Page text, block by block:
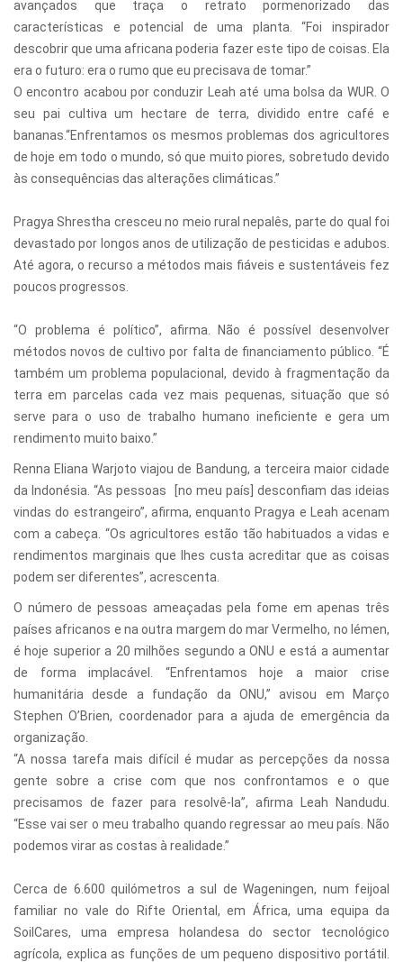
avançados que traça o retrato pormenorizado das
características e potencial de uma planta. “Foi inspirador
descobrir que uma africana poderia fazer este tipo de coisas. Ela
era o futuro: era o rumo que eu precisava de tomar.”
O encontro acabou por conduzir Leah até uma bolsa da WUR. O
seu pai cultiva um hectare de terra, dividido entre café e
bananas.“Enfrentamos os mesmos problemas dos agricultores
de hoje em todo o mundo, só que muito piores, sobretudo devido
às consequências das alterações climáticas.”
Pragya Shrestha cresceu no meio rural nepalês, parte do qual foi
devastado por longos anos de utilização de pesticidas e adubos.
Até agora, o recurso a métodos mais fiáveis e sustentáveis fez
poucos progressos.
“O problema é político”, afirma. Não é possível desenvolver
métodos novos de cultivo por falta de financiamento público. “É
também um problema populacional, devido à fragmentação da
terra em parcelas cada vez mais pequenas, situação que só
serve para o uso de trabalho humano ineficiente e gera um
rendimento muito baixo.”
Renna Eliana Warjoto viajou de Bandung, a terceira maior cidade
da Indonésia. “As pessoas [no meu país] desconfiam das ideias
vindas do estrangeiro”, afirma, enquanto Pragya e Leah acenam
com a cabeça. “Os agricultores estão tão habituados a vidas e
rendimentos marginais que lhes custa acreditar que as coisas
podem ser diferentes”, acrescenta.
O número de pessoas ameaçadas pela fome em apenas três
países africanos e na outra margem do mar Vermelho, no Iémen,
é hoje superior a 20 milhões segundo a ONU e está a aumentar
de forma implacável. “Enfrentamos hoje a maior crise
humanitária desde a fundação da ONU,” avisou em Março
Stephen O’Brien, coordenador para a ajuda de emergência da
organização.
“A nossa tarefa mais difícil é mudar as percepções da nossa
gente sobre a crise com que nos confrontamos e o que
precisamos de fazer para resolvê-la”, afirma Leah Nandudu.
“Esse vai ser o meu trabalho quando regressar ao meu país. Não
podemos virar as costas à realidade.”
Cerca de 6.600 quilómetros a sul de Wageningen, num feijoal
familiar no vale do Rifte Oriental, em África, uma equipa da
SoilCares, uma empresa holandesa do sector tecnológico
agrícola, explica as funções de um pequeno dispositivo portátil.